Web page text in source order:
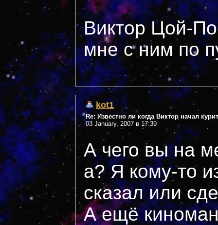
Виктор Цой-
мне с ним по
kot1
Re: Известно ли когда Виктор начал
03 January, 2007 в 17:39
А чего вы на
а? Я кому-то
сказал или
А ещё